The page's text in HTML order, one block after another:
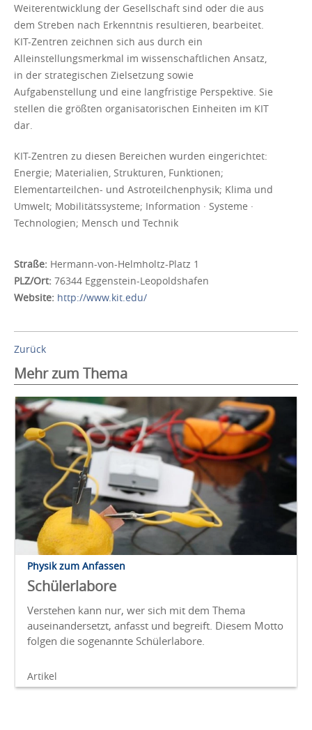
Weiterentwicklung der Gesellschaft sind oder die aus
dem Streben nach Erkenntnis resultieren, bearbeitet.
KIT-Zentren zeichnen sich aus durch ein
Alleinstellungsmerkmal im wissenschaftlichen Ansatz,
in der strategischen Zielsetzung sowie
Aufgabenstellung und eine langfristige Perspektive. Sie
stellen die größten organisatorischen Einheiten im KIT
dar.
KIT-Zentren zu diesen Bereichen wurden eingerichtet:
Energie; Materialien, Strukturen, Funktionen;
Elementarteilchen- und Astroteilchenphysik; Klima und
Umwelt; Mobilitätssysteme; Information · Systeme ·
Technologien; Mensch und Technik
Straße: Hermann-von-Helmholtz-Platz 1
PLZ/Ort: 76344 Eggenstein-Leopoldshafen
Website: http://www.kit.edu/
Zurück
Mehr zum Thema
Physik zum Anfassen
Schülerlabore
Verstehen kann nur, wer sich mit dem Thema
auseinandersetzt, anfasst und begreift. Diesem Motto
folgen die sogenannte Schülerlabore.
Artikel